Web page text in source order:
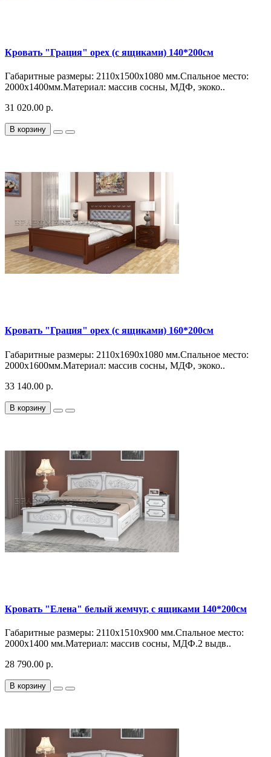
Кровать "Грация" орех (с ящиками) 140*200см
Габаритные размеры: 2110х1500х1080 мм.Спальное место:
2000х1400мм.Материал: массив сосны, МДФ, экоко..
31 020.00 р.
В корзину
Кровать "Грация" орех (с ящиками) 160*200см
Габаритные размеры: 2110х1690х1080 мм.Спальное место:
2000х1600мм.Материал: массив сосны, МДФ, экоко..
33 140.00 р.
В корзину
Кровать "Елена" белый жемчуг, с ящиками 140*200см
Габаритные размеры: 2110х1510х900 мм.Спальное место:
2000х1400 мм.Материал: массив сосны, МДФ.2 выдв..
28 790.00 р.
В корзину